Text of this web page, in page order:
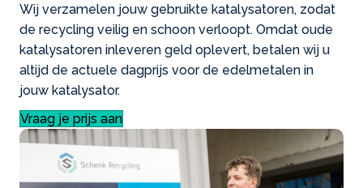
Wij verzamelen jouw gebruikte katalysatoren, zodat
de recycling veilig en schoon verloopt. Omdat oude
katalysatoren inleveren geld oplevert, betalen wij u
altijd de actuele dagprijs voor de edelmetalen in
jouw katalysator.
Vraag je prijs aan